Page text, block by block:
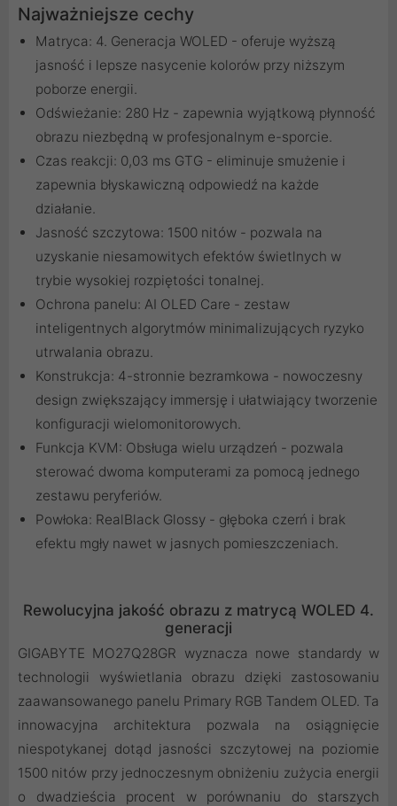
Najważniejsze cechy
Matryca: 4. Generacja WOLED - oferuje wyższą
jasność i lepsze nasycenie kolorów przy niższym
poborze energii.
Odświeżanie: 280 Hz - zapewnia wyjątkową płynność
obrazu niezbędną w profesjonalnym e-sporcie.
Czas reakcji: 0,03 ms GTG - eliminuje smużenie i
zapewnia błyskawiczną odpowiedź na każde
działanie.
Jasność szczytowa: 1500 nitów - pozwala na
uzyskanie niesamowitych efektów świetlnych w
trybie wysokiej rozpiętości tonalnej.
Ochrona panelu: AI OLED Care - zestaw
inteligentnych algorytmów minimalizujących ryzyko
utrwalania obrazu.
Konstrukcja: 4-stronnie bezramkowa - nowoczesny
design zwiększający immersję i ułatwiający tworzenie
konfiguracji wielomonitorowych.
Funkcja KVM: Obsługa wielu urządzeń - pozwala
sterować dwoma komputerami za pomocą jednego
zestawu peryferiów.
Powłoka: RealBlack Glossy - głęboka czerń i brak
efektu mgły nawet w jasnych pomieszczeniach.
Rewolucyjna jakość obrazu z matrycą WOLED 4.
generacji
GIGABYTE MO27Q28GR wyznacza nowe standardy w
technologii wyświetlania obrazu dzięki zastosowaniu
zaawansowanego panelu Primary RGB Tandem OLED. Ta
innowacyjna architektura pozwala na osiągnięcie
niespotykanej dotąd jasności szczytowej na poziomie
1500 nitów przy jednoczesnym obniżeniu zużycia energii
o dwadzieścia procent w porównaniu do starszych